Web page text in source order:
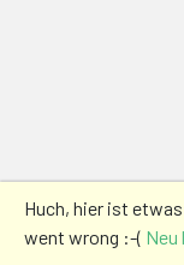
Huch, hier ist
went wrong :-( Neu